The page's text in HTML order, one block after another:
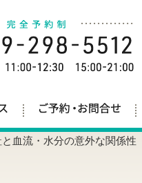
血流・水分の意外な関係性